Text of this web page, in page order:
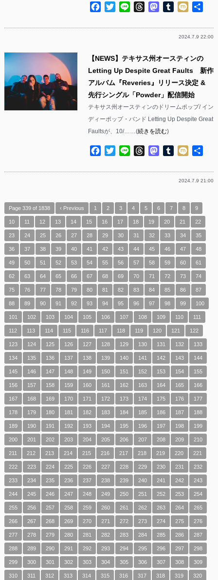
Facebook
TwitterLine ThreadsMastodon
Tumblr
Mixi
2024.7.9 22:00
【NEWS】テキサス州オースティンの
Letting Up Despite Great Faults 新作
アルバム『Reveries』リリース決定 &
先行シングル「Powder」配信開始
テキサス州オースティンのドリームポップ/ イン
ディーポップ・バンド Letting Up Despite Great
Faultsが、10/……(続きを読む)
Facebook
TwitterLine ThreadsMastodon
Tumblr
Mixi
2024.7.9 21:00
Page 339 of 1838 ‹ Previous 1 2 3 4 5 6 7 8 9
10 11 12 13 14 15 16 17 18 19 20 21 22
23 24 25 26 27 28 29 30 31 32 33 34 35
36 37 38 39 40 41 42 43 44 45 46 47 48
49 50 51 52 53 54 55 56 57 58 59 60 61
62 63 64 65 66 67 68 69 70 71 72 73 74
75 76 77 78 79 80 81 82 83 84 85 86 87
88 89 90 91 92 93 94 95 96 97 98 99 100
101 102 103 104 105 106 107 108 109 110 111
112 113 114 115 116 117 118 119 120 121 122
123 124 125 126 127 128 129 130 131 132 133
134 135 136 137 138 139 140 141 142 143 144
145 146 147 148 149 150 151 152 153 154 155
156 157 158 159 160 161 162 163 164 165 166
167 168 169 170 171 172 173 174 175 176 177
178 179 180 181 182 183 184 185 186 187 188
189 190 191 192 193 194 195 196 197 198 199
200 201 202 203 204 205 206 207 208 209 210
211 212 213 214 215 216 217 218 219 220 221
222 223 224 225 226 227 228 229 230 231 232
233 234 235 236 237 238 239 240 241 242 243
244 245 246 247 248 249 250 251 252 253 254
255 256 257 258 259 260 261 262 263 264 265
266 267 268 269 270 271 272 273 274 275 276
277 278 279 280 281 282 283 284 285 286 287
288 289 290 291 292 293 294 295 296 297 298
299 300 301 302 303 304 305 306 307 308 309
310 311 312 313 314 315 316 317 318 319 320